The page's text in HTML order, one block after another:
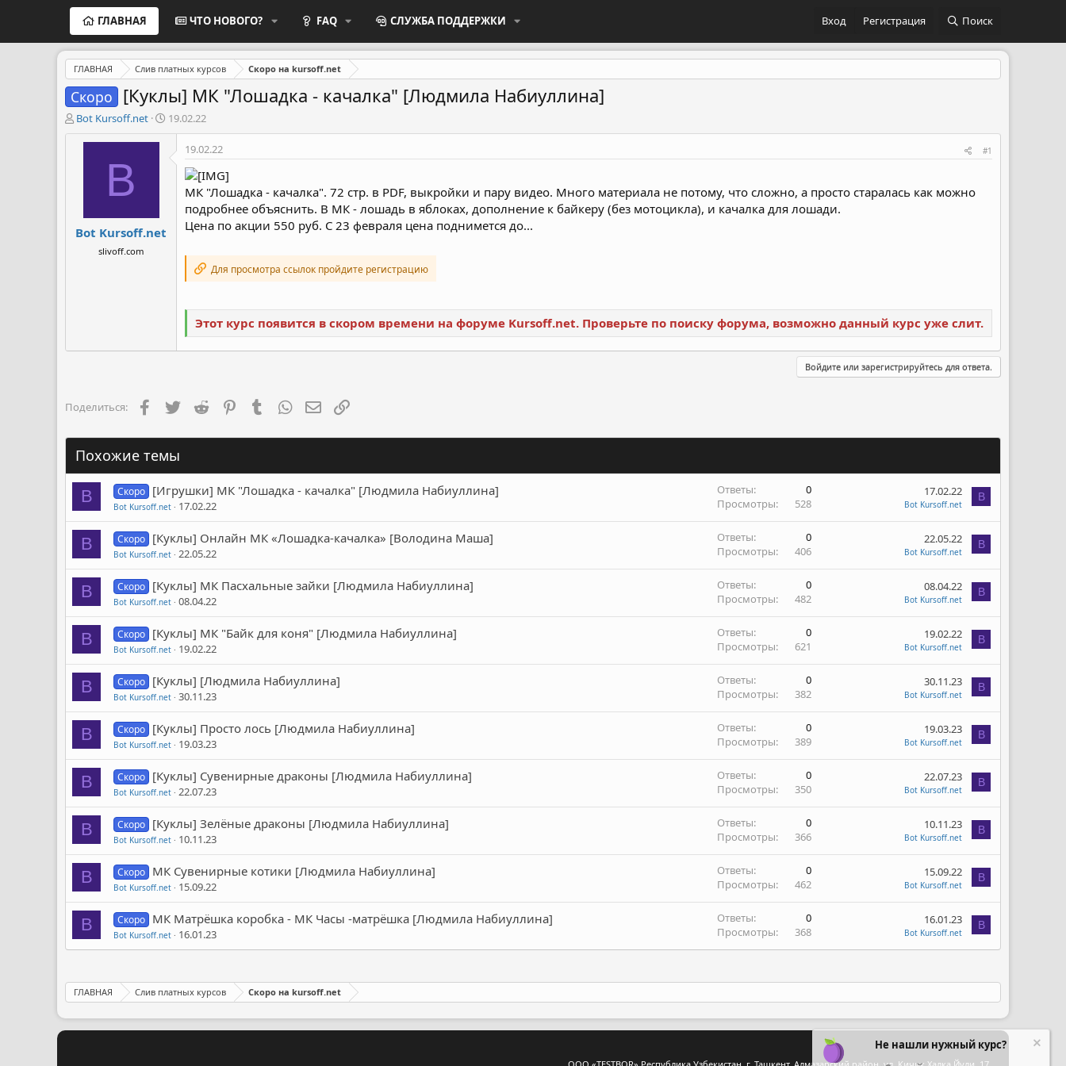
ГЛАВНАЯ ЧТО НОВОГО? FAQ СЛУЖБА ПОДДЕРЖКИ Вход Регистрация Поиск
ГЛАВНАЯ Слив платных курсов Скоро на kursoff.net
Скоро [Куклы] МК "Лошадка - качалка" [Людмила Набиуллина]
А
в
ы
Bot Kursoff.net
Д
а
а
19.02.22
B
Bot Kursoff.net
slivoff.com
19.02.22 #1
МК "Лошадка - качалка". 72 стр. в PDF, выкройки и пару видео. Много материала не потому, что сложно, а просто старалась как можно
подробнее объяснить. В МК - лошадь в яблоках, дополнение к байкеру (без мотоцикла), и качалка для лошади.
Цена по акции 550 руб. С 23 февраля цена поднимется до...
Для просмотра ссылок пройдите регистрацию
Этот курс появится в скором времени на форуме Kursoff.net. Проверьте по поиску форума, возможно данный курс уже слит.
Войдите или зарегистрируйтесь для ответа.
Поделиться: FacebookTwitter Reddit PinterestTumblr WhatsAppЭлектронная почта
Похожие темы
B Скоро [Игрушки] МК "Лошадка - качалка" [Людмила Набиуллина]
Bot Kursoff.net 17.02.22
Ответы
0
Просмотры
528
17.02.22
Bot Kursoff.net
B
B Скоро [Куклы] Онлайн МК «Лошадка-качалка» [Володина Маша]
Bot Kursoff.net 22.05.22
Ответы
0
Просмотры
406
22.05.22
Bot Kursoff.net
B
B Скоро [Куклы] МК Пасхальные зайки [Людмила Набиуллина]
Bot Kursoff.net 08.04.22
Ответы
0
Просмотры
482
08.04.22
Bot Kursoff.net
B
B Скоро [Куклы] МК "Байк для коня" [Людмила Набиуллина]
Bot Kursoff.net 19.02.22
Ответы
0
Просмотры
621
19.02.22
Bot Kursoff.net
B
B Скоро [Куклы] [Людмила Набиуллина]
Bot Kursoff.net 30.11.23
Ответы
0
Просмотры
382
30.11.23
Bot Kursoff.net
B
B Скоро [Куклы] Просто лось [Людмила Набиуллина]
Bot Kursoff.net 19.03.23
Ответы
0
Просмотры
389
19.03.23
Bot Kursoff.net
B
B Скоро [Куклы] Сувенирные драконы [Людмила Набиуллина]
Bot Kursoff.net 22.07.23
Ответы
0
Просмотры
350
22.07.23
Bot Kursoff.net
B
B Скоро [Куклы] Зелёные драконы [Людмила Набиуллина]
Bot Kursoff.net 10.11.23
Ответы
0
Просмотры
366
10.11.23
Bot Kursoff.net
B
B Скоро МК Сувенирные котики [Людмила Набиуллина]
Bot Kursoff.net 15.09.22
Ответы
0
Просмотры
462
15.09.22
Bot Kursoff.net
B
B Скоро МК Матрёшка коробка - МК Часы -матрёшка [Людмила Набиуллина]
Bot Kursoff.net 16.01.23
Ответы
0
Просмотры
368
16.01.23
Bot Kursoff.net
B
ГЛАВНАЯ Слив платных курсов Скоро на kursoff.net
Не нашли нужный курс?